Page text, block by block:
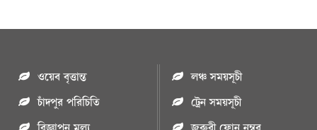
ওয়েব বৃত্তান্ত
চাঁদপুর পরিচিতি
লঞ্চ সময়সূচী
ট্রেন সময়সূচী